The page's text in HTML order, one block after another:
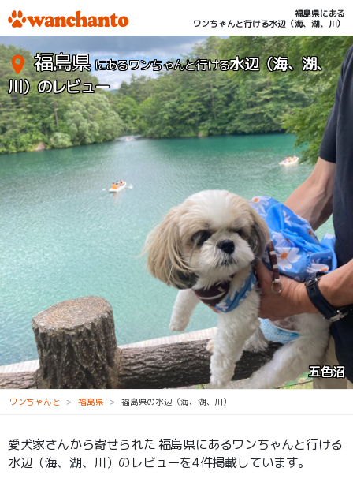
福島県にある
ワンちゃんと行ける水辺（海、湖、川）
五色沼
福島県にあるワンちゃんと行ける水辺（海、湖、
川）のレビュー
ワンちゃんと 福島県 福島県の水辺（海、湖、川）
愛犬家さんから寄せられた 福島県にあるワンちゃんと行ける
水辺（海、湖、川）のレビューを4件掲載しています。